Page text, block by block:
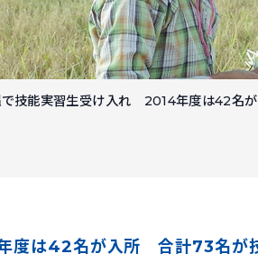
で技能実習生受け入れ 2014年度は42名
度は42名が入所 合計73名が